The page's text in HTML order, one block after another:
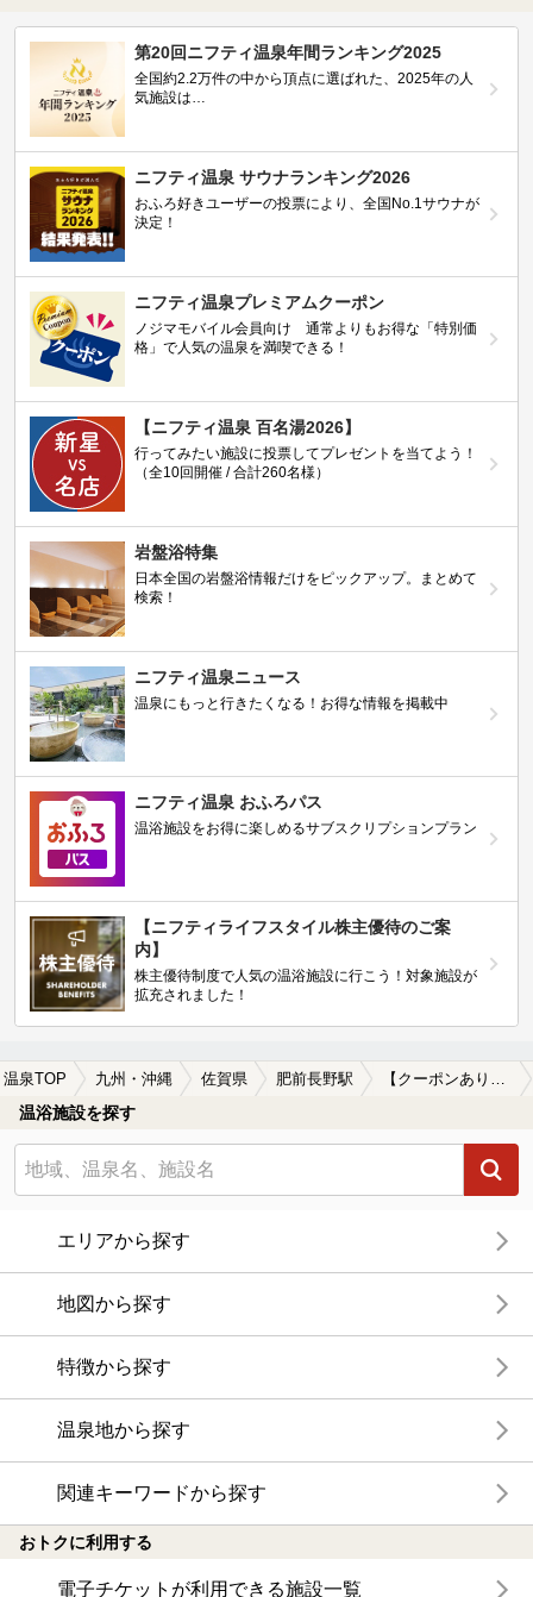
第20回ニフティ温泉年間ランキング2025
全国約2.2万件の中から頂点に選ばれた、2025年の人
気施設は…
ニフティ温泉 サウナランキング2026
おふろ好きユーザーの投票により、全国No.1サウナが
決定！
ニフティ温泉プレミアムクーポン
ノジマモバイル会員向け 通常よりもお得な「特別価
格」で人気の温泉を満喫できる！
【ニフティ温泉 百名湯2026】
行ってみたい施設に投票してプレゼントを当てよう！
（全10回開催 / 合計260名様）
岩盤浴特集
日本全国の岩盤浴情報だけをピックアップ。まとめて
検索！
ニフティ温泉ニュース
温泉にもっと行きたくなる！お得な情報を掲載中
ニフティ温泉 おふろパス
温浴施設をお得に楽しめるサブスクリプションプラン
【ニフティライフスタイル株主優待のご案
内】
株主優待制度で人気の温浴施設に行こう！対象施設が
拡充されました！
温泉TOP 九州・沖縄 佐賀県 肥前長野駅 【クーポンあり】肥前長野駅近くの温泉宿・温泉旅館・ホテルおすすめ(2026年版)
温浴施設を探す
エリアから探す
地図から探す
特徴から探す
温泉地から探す
関連キーワードから探す
おトクに利用する
電子チケットが利用できる施設一覧